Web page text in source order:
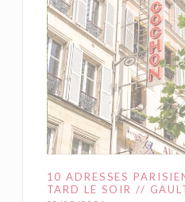
10 ADRESSES
TARD LE SOIR //